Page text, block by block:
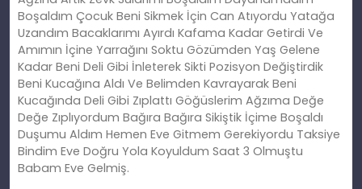
Boşaldım Çocuk Beni Sikmek İçin Can Atıyordu Yatağa
Uzandım Bacaklarımı Ayırdı Kafama Kadar Getirdi Ve
Amımın İçine Yarrağını Soktu Gözümden Yaş Gelene
Kadar Beni Deli Gibi İnleterek Sikti Pozisyon Değiştirdik
Beni Kucağına Aldı Ve Belimden Kavrayarak Beni
Kucağında Deli Gibi Zıplattı Göğüslerim Ağzıma Değe
Değe Zıplıyordum Bağıra Bağıra Sikiştik İçime Boşaldı
Duşumu Aldım Hemen Eve Gitmem Gerekiyordu Taksiye
Bindim Eve Doğru Yola Koyuldum Saat 3 Olmuştu
Babam Eve Gelmiş.